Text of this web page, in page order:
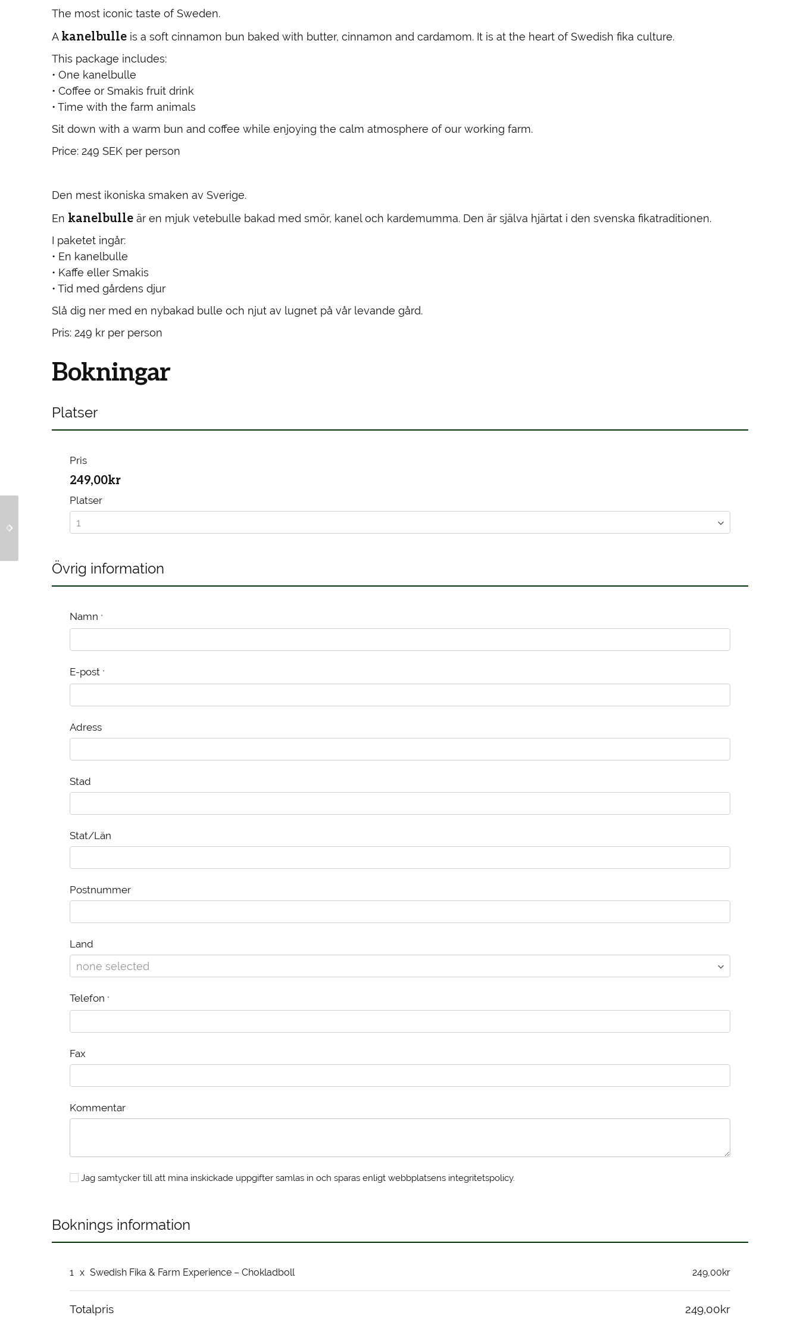
The most iconic taste of Sweden.
A kanelbulle is a soft cinnamon bun baked with butter, cinnamon and cardamom. It is at the heart of Swedish fika culture.
This package includes:
• One kanelbulle
• Coffee or Smakis fruit drink
• Time with the farm animals
Sit down with a warm bun and coffee while enjoying the calm atmosphere of our working farm.
Price: 249 SEK per person
Den mest ikoniska smaken av Sverige.
En kanelbulle är en mjuk vetebulle bakad med smör, kanel och kardemumma. Den är själva hjärtat i den svenska fikatraditionen.
I paketet ingår:
• En kanelbulle
• Kaffe eller Smakis
• Tid med gårdens djur
Slå dig ner med en nybakad bulle och njut av lugnet på vår levande gård.
Pris: 249 kr per person
Bokningar
Platser
Pris
249,00kr
Platser
Övrig information
Namn *
E-post *
Adress
Stad
Stat/Län
Postnummer
Land
Telefon *
Fax
Kommentar
Jag samtycker till att mina inskickade uppgifter samlas in och sparas enligt webbplatsens integritetspolicy.
Boknings information
1 x Swedish Fika & Farm Experience – Chokladboll 249,00kr
Totalpris 249,00kr
Swedish Fika & FarmSwedish Fika & Farm
Experience –